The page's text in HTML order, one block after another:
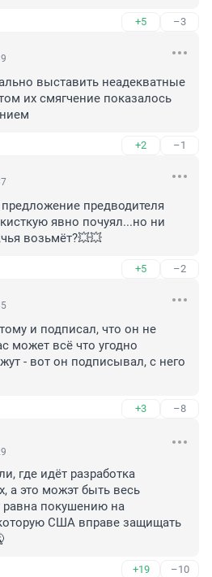
+5 –3
выставить неадекватные
их смягчение показалось
+2 –1
предводителя
явно почуял...но ни
возьмёт?💥💥
+5 –2
и подписал, что он не
может всё что угодно
- вот он подписывал, с него
+3 –8
где идёт разработка
а это можэт быть весь
равна покушению на
США вправе защищать
+19 –10